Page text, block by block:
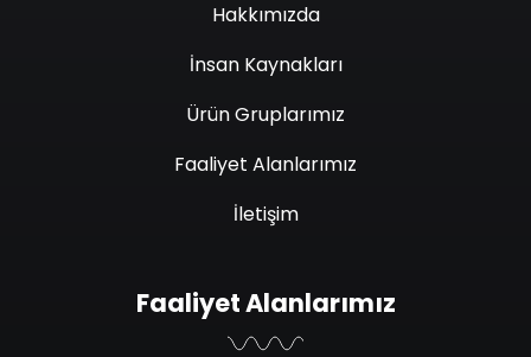
Hakkımızda
İnsan Kaynakları
Ürün Gruplarımız
Faaliyet Alanlarımız
İletişim
Faaliyet Alanlarımız